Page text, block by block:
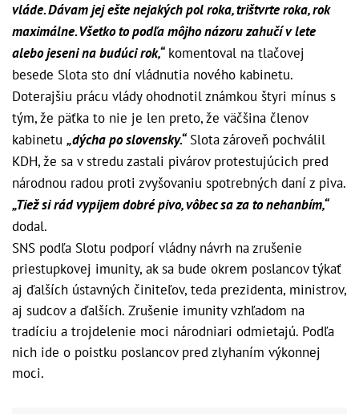
vláde. Dávam jej ešte nejakých pol roka, trištvrte roka, rok
maximálne. Všetko to podľa môjho názoru zahučí v lete
alebo jeseni na budúci rok,“komentoval na tlačovej
besede Slota sto dní vládnutia nového kabinetu.
Doterajšiu prácu vlády ohodnotil známkou štyri mínus s
tým, že päťka to nie je len preto, že väčšina členov
kabinetu „dýcha po slovensky.“Slota zároveň pochválil
KDH, že sa v stredu zastali pivárov protestujúcich pred
národnou radou proti zvyšovaniu spotrebných daní z piva.
„Tiež si rád vypijem dobré pivo, vôbec sa za to nehanbím,“
dodal.
SNS podľa Slotu podporí vládny návrh na zrušenie
priestupkovej imunity, ak sa bude okrem poslancov týkať
aj ďalších ústavných činiteľov, teda prezidenta, ministrov,
aj sudcov a ďalších. Zrušenie imunity vzhľadom na
tradíciu a trojdelenie moci národniari odmietajú. Podľa
nich ide o poistku poslancov pred zlyhaním výkonnej
moci.